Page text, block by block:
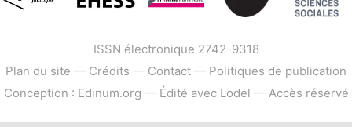
ISSN électronique 2742-9318
Plan du site — Crédits — Contact — Politiques de publication
Conception : Edinum.org — Édité avec Lodel — Accès réservé